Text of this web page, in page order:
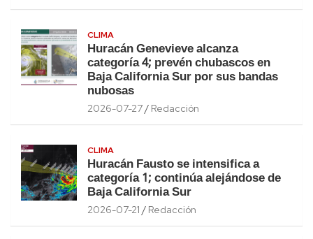
CLIMA
Huracán Genevieve alcanza
categoría 4; prevén chubascos en
Baja California Sur por sus bandas
nubosas
2026-07-27 Redacción
CLIMA
Huracán Fausto se intensifica a
categoría 1; continúa alejándose de
Baja California Sur
2026-07-21 Redacción